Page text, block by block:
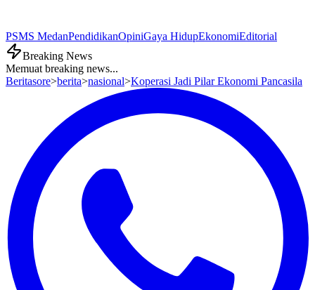
PSMS MedanPendidikanOpiniGaya HidupEkonomiEditorial
Breaking News
Memuat breaking news...
Beritasore>berita>nasional>Koperasi Jadi Pilar Ekonomi Pancasila